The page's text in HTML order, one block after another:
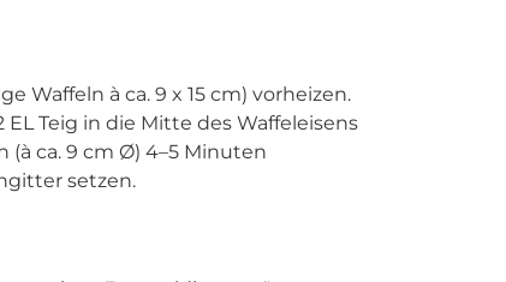
Waffeln à ca. 9 x 15 cm) vorheizen.
EL Teig in die Mitte des Waffeleisens
(à ca. 9 cm Ø) 4–5 Minuten
setzen.